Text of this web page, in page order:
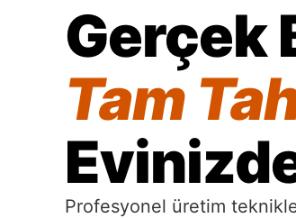
Gerçek
Tam
Profesyonel üretim